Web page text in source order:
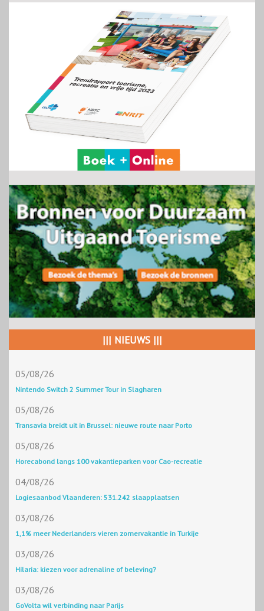
||| NIEUWS |||
05/08/26
Nintendo Switch 2 Summer Tour in Slagharen
05/08/26
Transavia breidt uit in Brussel: nieuwe route naar Porto
05/08/26
Horecabond langs 100 vakantieparken voor Cao-recreatie
04/08/26
Logiesaanbod Vlaanderen: 531.242 slaapplaatsen
03/08/26
1,1% meer Nederlanders vieren zomervakantie in Turkije
03/08/26
Hilaria: kiezen voor adrenaline of beleving?
03/08/26
GoVolta wil verbinding naar Parijs